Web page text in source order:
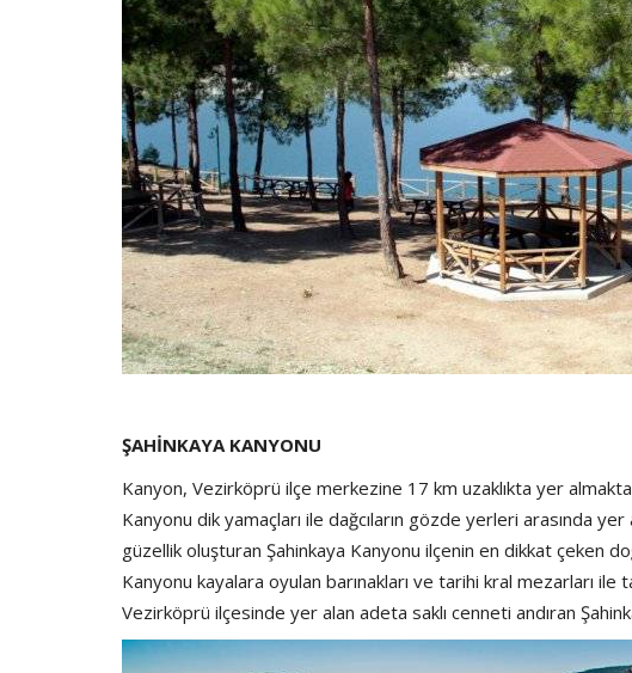
ŞAHİNKAYA KANYONU
Kanyon, Vezirköprü ilçe merkezine 17 km uzaklıkta yer
Kanyonu dik yamaçları ile dağcıların gözde yerleri arasında
güzellik oluşturan Şahinkaya Kanyonu ilçenin en dikkat çeken
Kanyonu kayalara oyulan barınakları ve tarihi kral mezarları
Vezirköprü ilçesinde yer alan adeta saklı cenneti andıran